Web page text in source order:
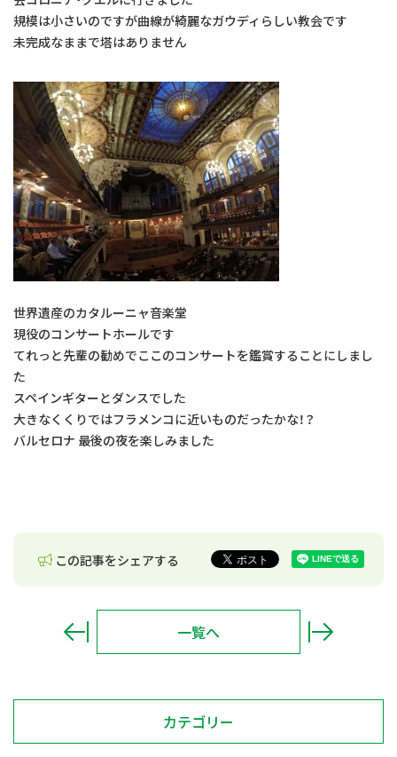
規模は小さいのですが曲線が綺麗なガウディらしい教会です
未完成なままで塔はありません
世界遺産のカタルーニャ音楽堂
現役のコンサートホールです
てれっと先輩の勧めでここのコンサートを鑑賞することにしまし
た
スペインギターとダンスでした
大きなくくりではフラメンコに近いものだったかな！？
バルセロナ 最後の夜を楽しみました
この記事をシェアする
一覧へ
カテゴリー